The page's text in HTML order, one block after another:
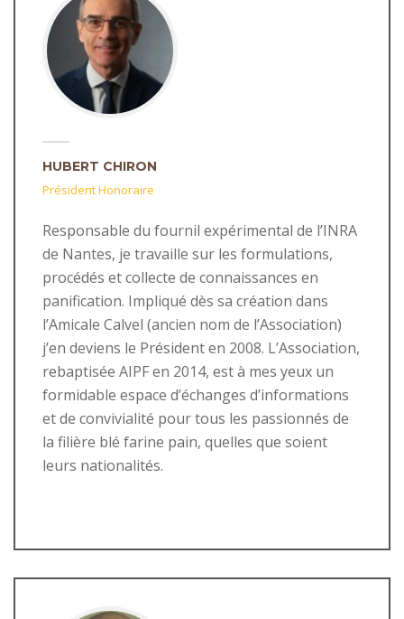
HUBERT CHIRON
Président Honoraire
Responsable du fournil expérimental de l’INRA
de Nantes, je travaille sur les formulations,
procédés et collecte de connaissances en
panification. Impliqué dès sa création dans
l’Amicale Calvel (ancien nom de l’Association)
j’en deviens le Président en 2008. L’Association,
rebaptisée AIPF en 2014, est à mes yeux un
formidable espace d’échanges d’informations
et de convivialité pour tous les passionnés de
la filière blé farine pain, quelles que soient
leurs nationalités.